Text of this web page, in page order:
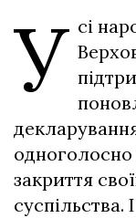
У сі
одноголосно
закриття
суспільства.